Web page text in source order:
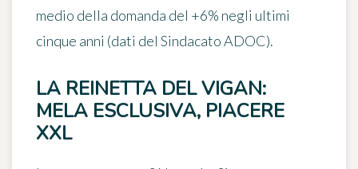
medio della domanda del +6% negli ultimi
cinque anni (dati del Sindacato ADOC).
LA REINETTA DEL VIGAN:
MELA ESCLUSIVA, PIACERE
XXL